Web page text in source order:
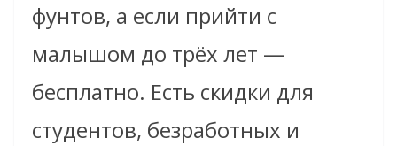
фунтов, а если прийти с
малышом до трёх лет —
бесплатно. Есть скидки для
студентов, безработных и